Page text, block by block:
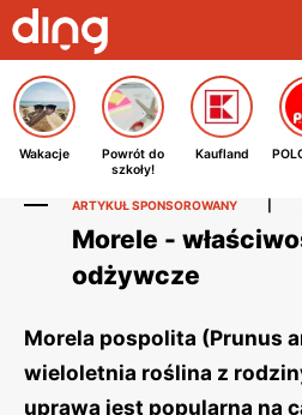
Wakacje
Powrót do
szkoły!
Kaufland
ARTYKUŁ SPONSOROWANY
Morele -
odżywcze
Morela pospolita (Prunus
wieloletnia roślina z
uprawa jest popularna na